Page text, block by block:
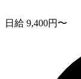
日給 9,400円〜